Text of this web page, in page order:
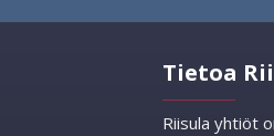
Tietoa
Riisula yhtiöt